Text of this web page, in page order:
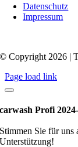
Datenschutz
Impressum
© Copyright 2026 |
Page load link
carwash Profi
Stimmen Sie für
Unterstützung!